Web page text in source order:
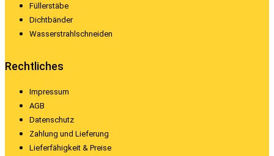
Füllerstäbe
Dichtbänder
Wasserstrahlschneiden
Rechtliches
Impressum
AGB
Datenschutz
Zahlung und Lieferung
Lieferfähigkeit & Preise